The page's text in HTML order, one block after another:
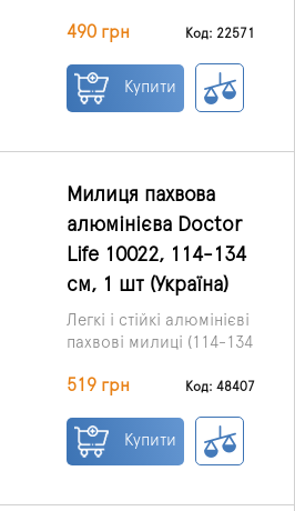
самостійне пересування
зусиль. Подарувавши
своїм близьким
власних силах.
490 грн Код: 22571
Купити
Милиця пахвова
алюмінієва Doctor
Life 10022, 114-134
см, 1 шт (Україна)
Легкі і стійкі алюмінієві
пахвові милиці (114-134
телескопічним
регулювання оснащені
м'якими насадками.
519 грн Код: 48407
Купити